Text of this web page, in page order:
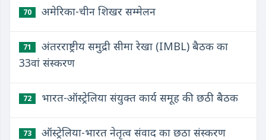
70 अमेरिका-चीन शिखर सम्मेलन
71
अंतरराष्ट्रीय समुद्री सीमा रेखा (IMBL) बैठक का
33वां संस्करण
72 भारत-ऑस्ट्रेलिया संयुक्त कार्य समूह की छठी बैठक
73 ऑस्ट्रेलिया-भारत नेतृत्व संवाद का छठा संस्करण